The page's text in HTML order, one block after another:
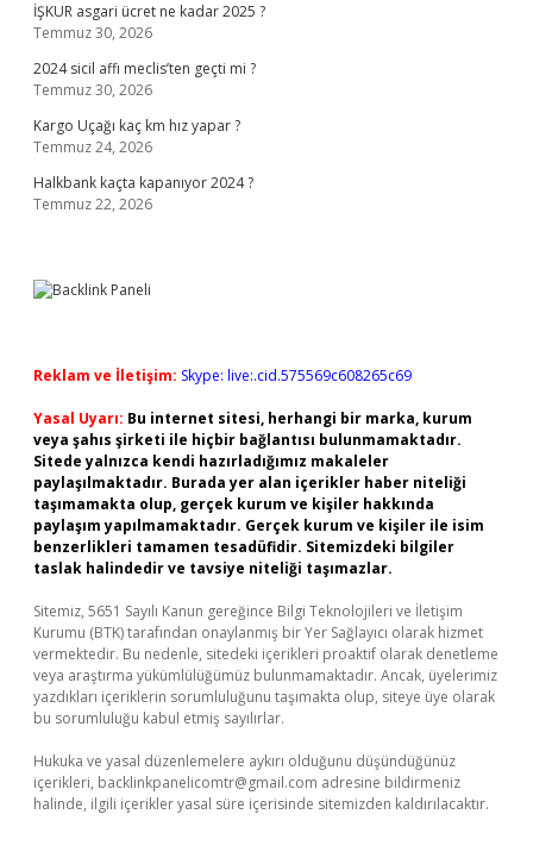
İŞKUR asgari ücret ne kadar 2025 ?
Temmuz 30, 2026
2024 sicil affı meclis’ten geçti mi ?
Temmuz 30, 2026
Kargo Uçağı kaç km hız yapar ?
Temmuz 24, 2026
Halkbank kaçta kapanıyor 2024 ?
Temmuz 22, 2026
Reklam ve İletişim: Skype: live:.cid.575569c608265c69
Yasal Uyarı: Bu internet sitesi, herhangi bir marka, kurum
veya şahıs şirketi ile hiçbir bağlantısı bulunmamaktadır.
Sitede yalnızca kendi hazırladığımız makaleler
paylaşılmaktadır. Burada yer alan içerikler haber niteliği
taşımamakta olup, gerçek kurum ve kişiler hakkında
paylaşım yapılmamaktadır. Gerçek kurum ve kişiler ile isim
benzerlikleri tamamen tesadüfidir. Sitemizdeki bilgiler
taslak halindedir ve tavsiye niteliği taşımazlar.
Sitemiz, 5651 Sayılı Kanun gereğince Bilgi Teknolojileri ve İletişim
Kurumu (BTK) tarafından onaylanmış bir Yer Sağlayıcı olarak hizmet
vermektedir. Bu nedenle, sitedeki içerikleri proaktif olarak denetleme
veya araştırma yükümlülüğümüz bulunmamaktadır. Ancak, üyelerimiz
yazdıkları içeriklerin sorumluluğunu taşımakta olup, siteye üye olarak
bu sorumluluğu kabul etmiş sayılırlar.
Hukuka ve yasal düzenlemelere aykırı olduğunu düşündüğünüz
içerikleri, backlinkpanelicomtr@gmail.com adresine bildirmeniz
halinde, ilgili içerikler yasal süre içerisinde sitemizden kaldırılacaktır.